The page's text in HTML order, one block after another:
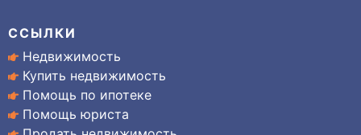
ССЫЛКИ
Недвижимость
Купить недвижимость
Помощь по ипотеке
Помощь юриста